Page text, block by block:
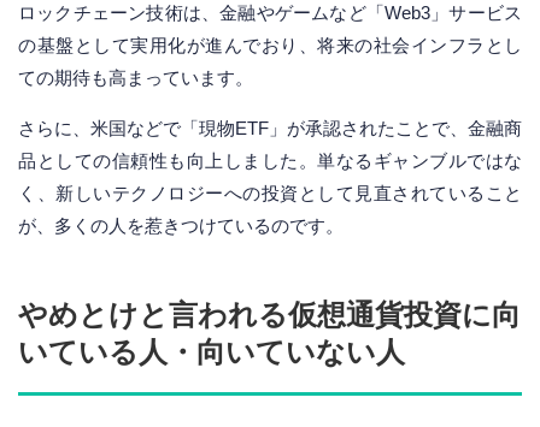
ロックチェーン技術は、金融やゲームなど「Web3」サービス
の基盤として実用化が進んでおり、将来の社会インフラとし
ての期待も高まっています。
さらに、米国などで「現物ETF」が承認されたことで、金融商
品としての信頼性も向上しました。単なるギャンブルではな
く、新しいテクノロジーへの投資として見直されていること
が、多くの人を惹きつけているのです。
やめとけと言われる仮想通貨投資に向
いている人・向いていない人